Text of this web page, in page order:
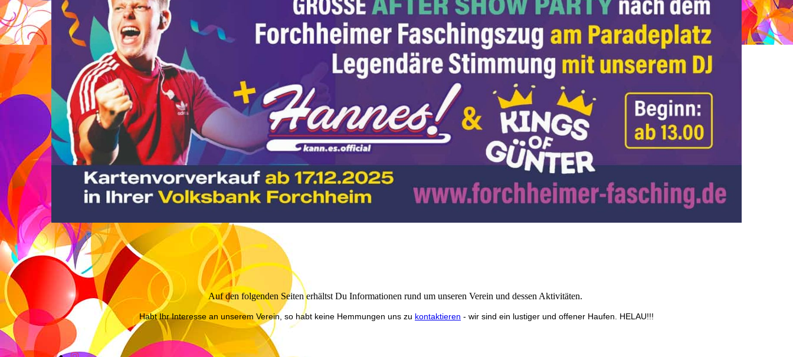
Auf den folgenden Seiten erhältst Du Informationen rund um unseren Verein und dessen Aktivitäten.
Habt Ihr Interesse an unserem Verein, so habt keine Hemmungen uns zu kontaktieren - wir sind ein lustiger und offener Haufen. HELAU!!!